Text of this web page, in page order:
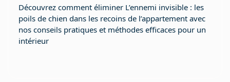
Découvrez comment éliminer L’ennemi invisible : les
poils de chien dans les recoins de l’appartement avec
nos conseils pratiques et méthodes efficaces pour un
intérieur